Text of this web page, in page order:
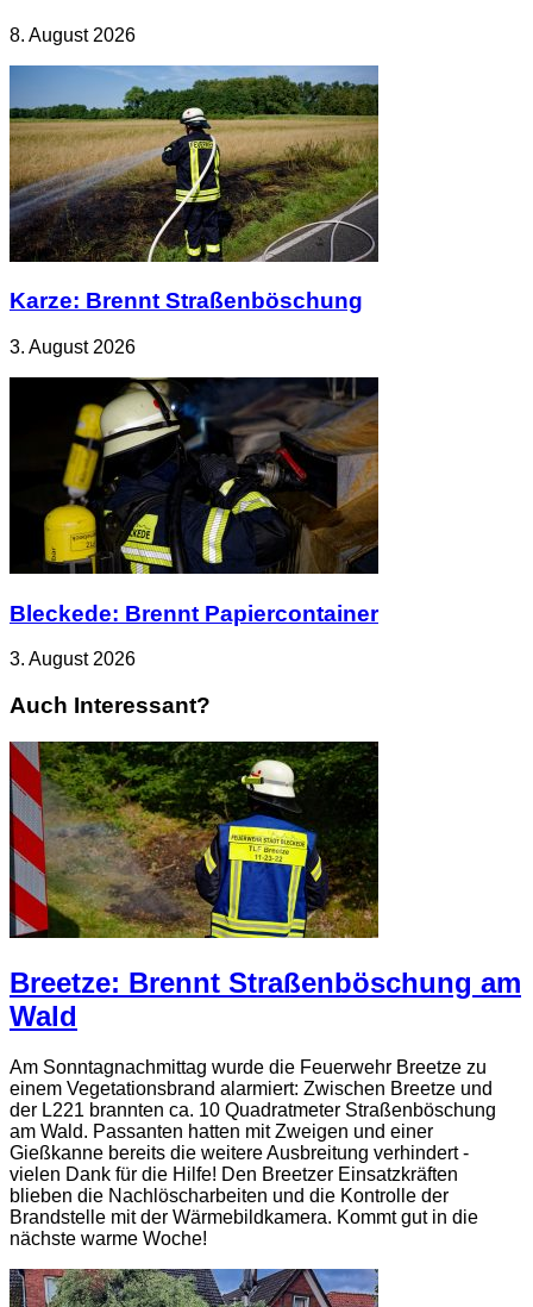
8. August 2026
Karze: Brennt Straßenböschung
3. August 2026
Bleckede: Brennt Papiercontainer
3. August 2026
Auch Interessant?
Breetze: Brennt Straßenböschung am
Wald
Am Sonntagnachmittag wurde die Feuerwehr Breetze zu
einem Vegetationsbrand alarmiert: Zwischen Breetze und
der L221 brannten ca. 10 Quadratmeter Straßenböschung
am Wald. Passanten hatten mit Zweigen und einer
Gießkanne bereits die weitere Ausbreitung verhindert -
vielen Dank für die Hilfe! Den Breetzer Einsatzkräften
blieben die Nachlöscharbeiten und die Kontrolle der
Brandstelle mit der Wärmebildkamera. Kommt gut in die
nächste warme Woche!